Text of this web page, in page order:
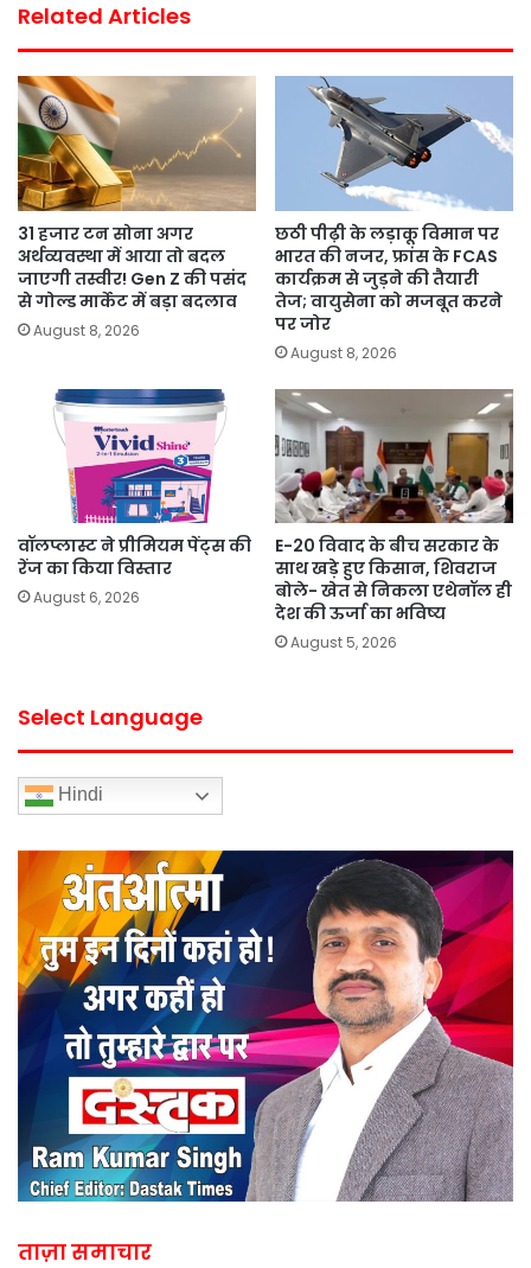
Related Articles
31 हजार टन सोना अगर
अर्थव्यवस्था में आया तो बदल
जाएगी तस्वीर! Gen Z की पसंद
से गोल्ड मार्केट में बड़ा बदलाव
August 8, 2026
छठी पीढ़ी के लड़ाकू विमान पर
भारत की नजर, फ्रांस के FCAS
कार्यक्रम से जुड़ने की तैयारी
तेज; वायुसेना को मजबूत करने
पर जोर
August 8, 2026
वॉलप्लास्ट ने प्रीमियम पेंट्स की
रेंज का किया विस्तार
August 6, 2026
E-20 विवाद के बीच सरकार के
साथ खड़े हुए किसान, शिवराज
बोले- खेत से निकला एथेनॉल ही
देश की ऊर्जा का भविष्य
August 5, 2026
Select Language
Hindi
ताज़ा समाचार